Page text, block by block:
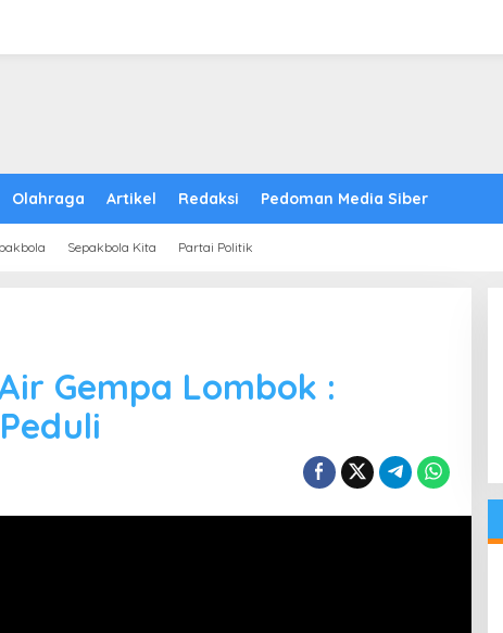
Olahraga Artikel Redaksi Pedoman Media Siber
Sepakbola Kita Partai Politik
Gempa Lombok :